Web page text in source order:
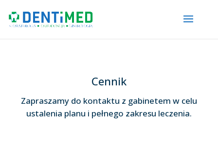
Cennik
Zapraszamy do kontaktu z gabinetem w celu
ustalenia planu i pełnego zakresu leczenia.